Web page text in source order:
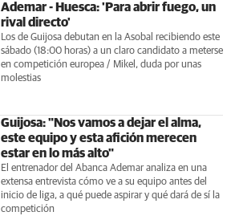
Ademar - Huesca: 'Para abrir fuego, un
rival directo'
Los de Guijosa debutan en la Asobal recibiendo este
sábado (18:00 horas) a un claro candidato a meterse
en competición europea / Mikel, duda por unas
molestias
Guijosa: "Nos vamos a dejar el alma,
este equipo y esta afición merecen
estar en lo más alto"
El entrenador del Abanca Ademar analiza en una
extensa entrevista cómo ve a su equipo antes del
inicio de liga, a qué puede aspirar y qué dará de sí la
competición